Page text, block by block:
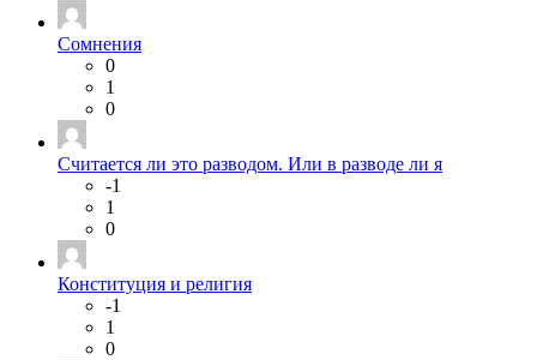
Сомнения
0
1
0
Считается ли это разводом. Или в разводе ли я
-1
1
0
Конституция и религия
-1
1
0